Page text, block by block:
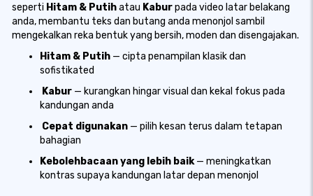
seperti Hitam & Putihatau Kaburpada video latar belakang
anda, membantu teks dan butang anda menonjol sambil
mengekalkan reka bentuk yang bersih, moden dan disengajakan.
Hitam & Putih — cipta penampilan klasik dan
sofistikated
Kabur — kurangkan hingar visual dan kekal fokus pada
kandungan anda
Cepat digunakan — pilih kesan terus dalam tetapan
bahagian
Kebolehbacaan yang lebih baik — meningkatkan
kontras supaya kandungan latar depan menonjol